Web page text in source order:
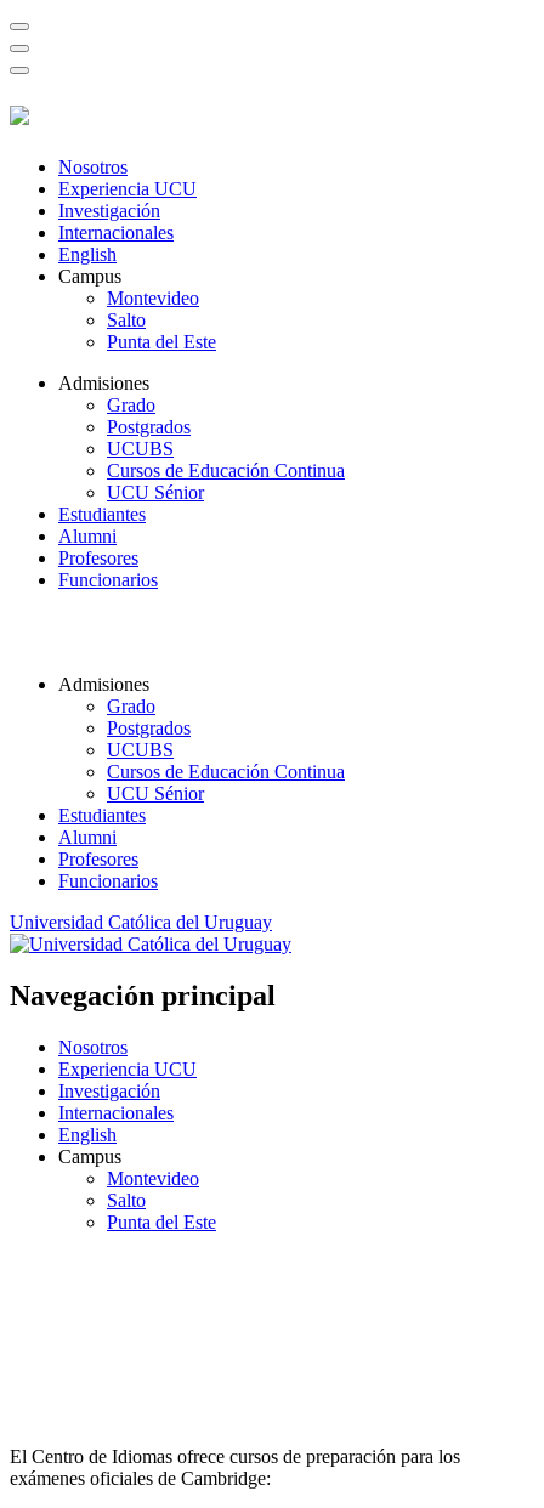
Nosotros
Experiencia UCU
Investigación
Internacionales
English
Campus
Montevideo
Salto
Punta del Este
Admisiones
Grado
Postgrados
UCUBS
Cursos de Educación Continua
UCU Sénior
Estudiantes
Alumni
Profesores
Funcionarios
Admisiones
Grado
Postgrados
UCUBS
Cursos de Educación Continua
UCU Sénior
Estudiantes
Alumni
Profesores
Funcionarios
Universidad Católica del Uruguay
Navegación principal
Nosotros
Experiencia UCU
Investigación
Internacionales
English
Campus
Montevideo
Salto
Punta del Este
El Centro de Idiomas ofrece cursos de preparación para los
exámenes oficiales de Cambridge: